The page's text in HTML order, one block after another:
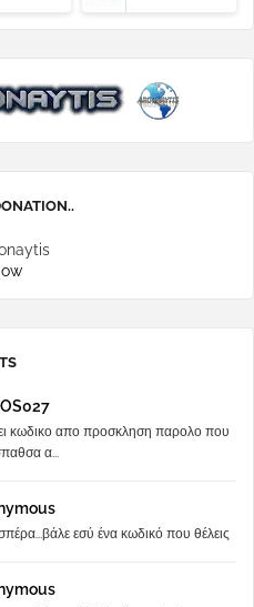
κωδικο απο προσκληση παρολο που
α...
εσύ ένα κωδικό που θέλεις